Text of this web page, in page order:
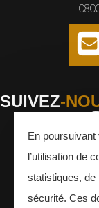
SUIVEZ-
En
l’utilisation de
statistiques, de
sécurité. Ces